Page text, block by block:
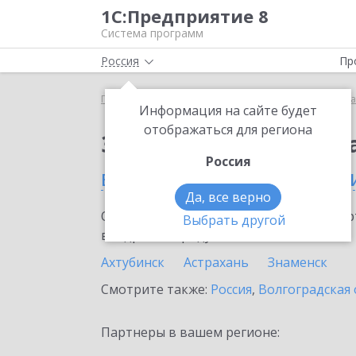
1С:Предприятие 8
Система программ
Россия
Информация на сайте будет
отображаться для региона
Россия
Да, все верно
Выбрать другой
Главная Премиальная
Заказать
в Астраханской
Ознакомьтесь с информационными
внедрение продукта.
Ахтубинск
Астрахань
Знаменск
Смотрите также: Россия, Волгоградская
Партнеры в вашем регионе: